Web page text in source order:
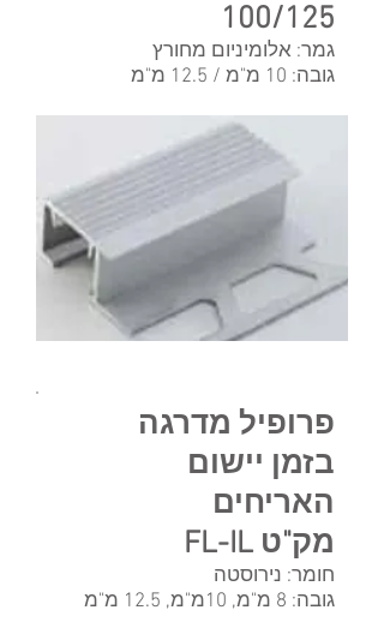
100/125
גמר: אלומיניום מחורץ
גובה: 10 מ"מ / 12.5 מ"מ
פרופיל מדרגה
בזמן יישום
האריחים
מק"ט FL-IL
חומר: נירוסטה
גובה: 8 מ"מ, 10מ"מ, 12.5 מ"מ